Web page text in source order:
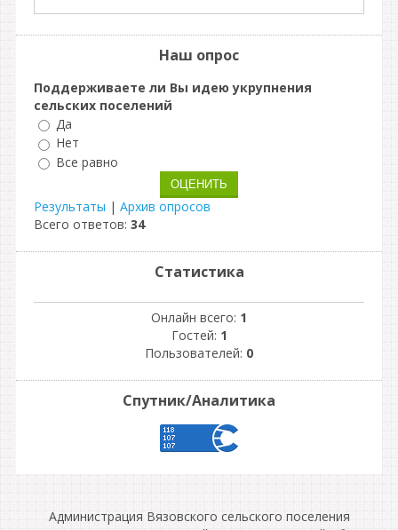
Наш опрос
Поддерживаете ли Вы идею укрупнения
сельских поселений
Да
Нет
Все равно
Результаты | Архив опросов
Всего ответов: 34
Статистика
Онлайн всего: 1
Гостей: 1
Пользователей: 0
Спутник/Аналитика
Администрация Вязовского сельского поселения